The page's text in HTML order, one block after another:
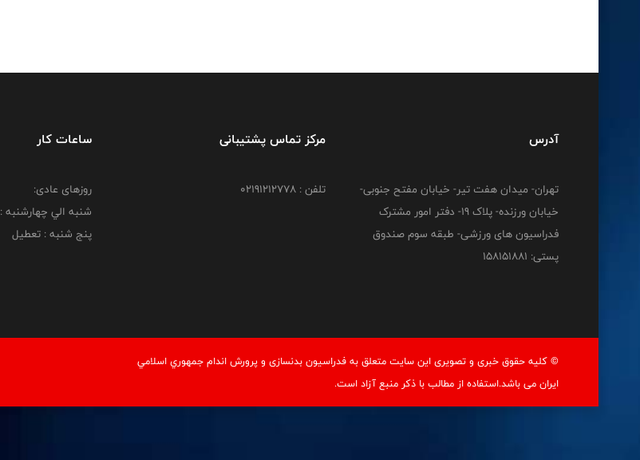
آدرس
تهران- میدان هفت تیر- خیابان مفتح جنوبی-
خیابان ورزنده- پلاک 19- دفتر امور مشترک
فدراسیون های ورزشی- طبقه سوم صندوق
پستی: 158151881
مرکز تماس پشتیبانی
تلفن : 02191212778
ساعات کار
روزهای عادی:
شنبه الي چهارشنبه : 00: 8 لغايت 16:00
پنج شنبه : تعطیل
© کليه حقوق خبری و تصويری اين سايت متعلق به فدراسيون بدنسازی و پرورش اندام جمهوري اسلامي
ايران می باشد.استفاده از مطالب با ذكر منبع آزاد است.